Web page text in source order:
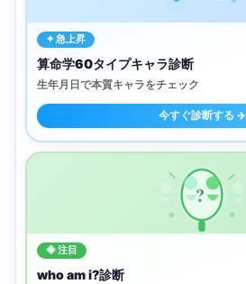
✦ 急上昇
算命学60タイプキャラ診断
生年月日で本質キャラをチェック
今すぐ診断する →
?
◈ 注目
who am i?診断